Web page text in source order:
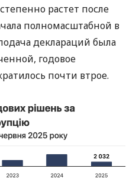
растет после
полномасштабной в
деклараций была
годовое
почти втрое.